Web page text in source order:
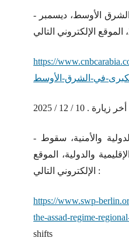
- عام التحولات الكبرى في الشرق الأوسط، ديسمبر
https://
في-الشرق-الأوسط
- المعهد الألماني للشؤون الدولية والأمنية، سقوط
والدولية، الموقع
الإلكتروني التالي :
https://www.swp-
the-assad-regime-
shifts